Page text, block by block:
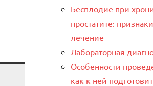
Бесплодие при
простатите:
лечение
Лабораторная
Особенности
как к ней